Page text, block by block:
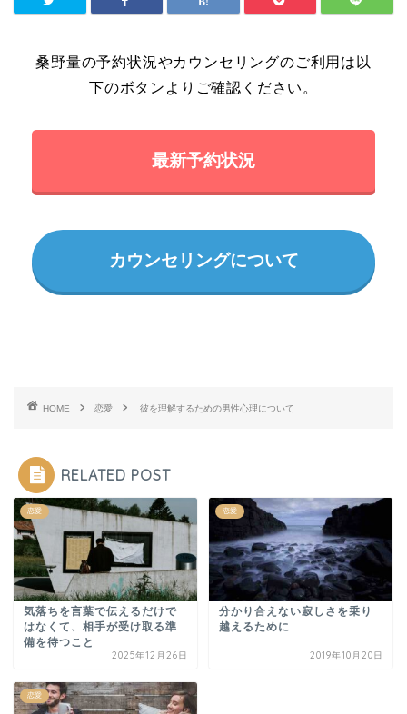
桑野量の予約状況やカウンセリングのご利用は以
下のボタンよりご確認ください。
最新予約状況
カウンセリングについて
HOME 恋愛 彼を理解するための男性心理について
RELATED POST
恋愛
気落ちを言葉で伝えるだけで
はなくて、相手が受け取る準
備を待つこと
2025年12月26日
恋愛
分かり合えない寂しさを乗り
越えるために
2019年10月20日
恋愛